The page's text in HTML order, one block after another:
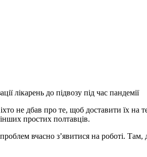
лікарень до підвозу під час пандемії
не дбав про те, щоб доставити їх на
простих полтавців.
вчасно з’явитися на роботі.